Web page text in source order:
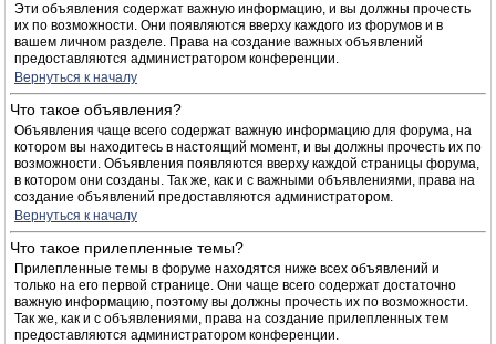
Эти объявления содержат важную информацию, и вы должны прочесть
их по возможности. Они появляются вверху каждого из форумов и в
вашем личном разделе. Права на создание важных объявлений
предоставляются администратором конференции.
Вернуться к началу
Что такое объявления?
Объявления чаще всего содержат важную информацию для форума, на
котором вы находитесь в настоящий момент, и вы должны прочесть их по
возможности. Объявления появляются вверху каждой страницы форума,
в котором они созданы. Так же, как и с важными объявлениями, права на
создание объявлений предоставляются администратором.
Вернуться к началу
Что такое прилепленные темы?
Прилепленные темы в форуме находятся ниже всех объявлений и
только на его первой странице. Они чаще всего содержат достаточно
важную информацию, поэтому вы должны прочесть их по возможности.
Так же, как и с объявлениями, права на создание прилепленных тем
предоставляются администратором конференции.